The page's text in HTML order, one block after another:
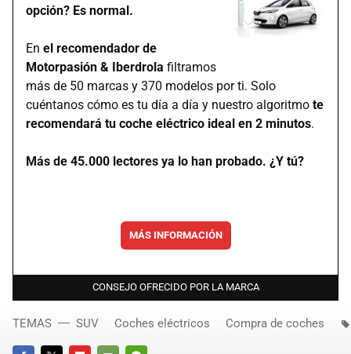
opción? Es normal.
En el recomendador de
Motorpasión & Iberdrola filtramos
más de 50 marcas y 370 modelos por ti. Solo
cuéntanos cómo es tu día a día y nuestro algoritmo te
recomendará tu coche eléctrico ideal en 2 minutos.
Más de 45.000 lectores ya lo han probado. ¿Y tú?
MÁS INFORMACIÓN
CONSEJO OFRECIDO POR LA MARCA
TEMAS SUV Coches eléctricos Compra de coches